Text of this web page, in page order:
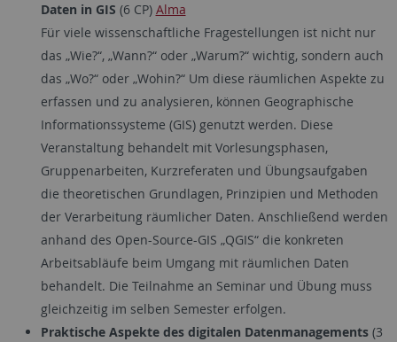
Daten in GIS (6 CP) Alma
Für viele wissenschaftliche Fragestellungen ist nicht nur
das „Wie?“, „Wann?“ oder „Warum?“ wichtig, sondern auch
das „Wo?“ oder „Wohin?“ Um diese räumlichen Aspekte zu
erfassen und zu analysieren, können Geographische
Informationssysteme (GIS) genutzt werden. Diese
Veranstaltung behandelt mit Vorlesungsphasen,
Gruppenarbeiten, Kurzreferaten und Übungsaufgaben
die theoretischen Grundlagen, Prinzipien und Methoden
der Verarbeitung räumlicher Daten. Anschließend werden
anhand des Open-Source-GIS „QGIS“ die konkreten
Arbeitsabläufe beim Umgang mit räumlichen Daten
behandelt. Die Teilnahme an Seminar und Übung muss
gleichzeitig im selben Semester erfolgen.
Praktische Aspekte des digitalen Datenmanagements(3